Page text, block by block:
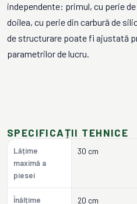
independente: primul, cu perie
doilea, cu perie din carbură de
de structurare poate fi ajustată
parametrilor de lucru.
SPECIFICAȚII TEHNICE
Lățime
maximă a
piesei
30 cm
Înălțime
20 cm